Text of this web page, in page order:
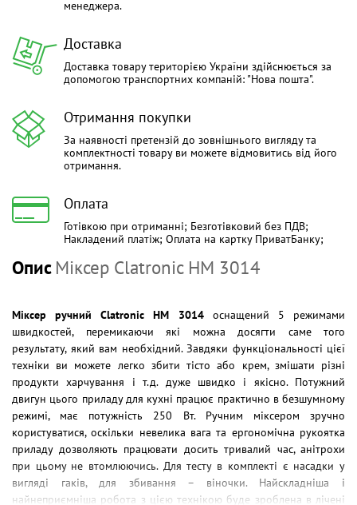
менеджера.
Доставка
Доставка товару територією України здійснюється за
допомогою транспортних компаній: "Нова пошта".
Отримання покупки
За наявності претензій до зовнішнього вигляду та
комплектності товару ви можете відмовитись від його
отримання.
Оплата
Готівкою при отриманні; Безготівковий без ПДВ;
Накладений платіж; Оплата на картку ПриватБанку;
Опис Міксер Clatronic HM 3014
Міксер ручний Clatronic HM 3014оснащений 5 режимами
швидкостей, перемикаючи які можна досягти саме того
результату, який вам необхідний. Завдяки функціональності цієї
техніки ви можете легко збити тісто або крем, змішати різні
продукти харчування і т.д. дуже швидко і якісно. Потужний
двигун цього приладу для кухні працює практично в безшумному
режимі, має потужність 250 Вт. Ручним міксером зручно
користуватися, оскільки невелика вага та ергономічна рукоятка
приладу дозволяють працювати досить тривалий час, анітрохи
при цьому не втомлюючись. Для тесту в комплекті є насадки у
вигляді гаків, для збивання – віночки. Найскладніша і
найнеприємніша робота з цією технікою буде зроблена в лічені